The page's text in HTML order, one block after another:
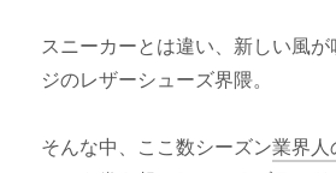
スニーカーとは違い、新しい風
ジのレザーシューズ界隈。
そんな中、ここ数シーズン業界人